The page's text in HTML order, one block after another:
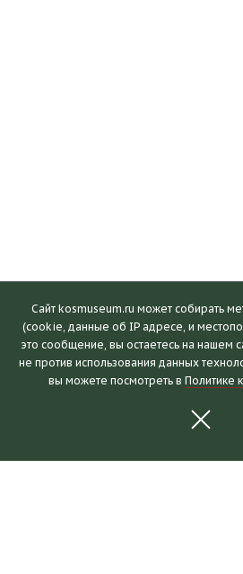
Часы работы и
Пушкинская
Сайт kosmuseum.ru может собирать
(cookie, данные об IP адресе, и
это сообщение, вы остаетесь на нашем
не против использования данных
вы можете посмотреть в Политике